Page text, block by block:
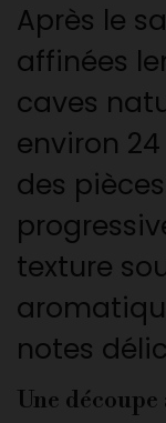
Après le
affinées
caves
environ
des
texture
notes
Une